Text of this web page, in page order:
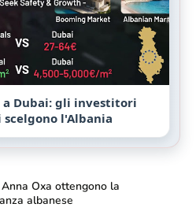
Dubai: gli investitori
l'Albania
Oxa ottengono la
albanese